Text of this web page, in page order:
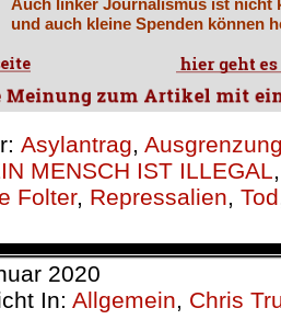
Auch linker Journalismus ist nicht
und auch kleine Spenden können
Asylantrag,
MENSCH IST ILLEGAL
Folter, Repressalien, Tod
2020
In: Allgemein, Chris